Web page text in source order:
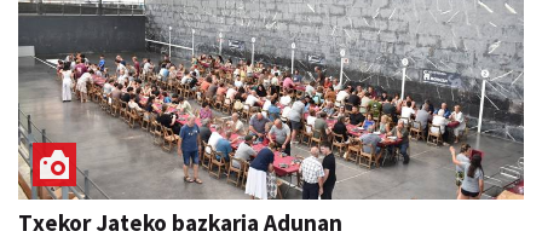
Txekor Jateko bazkaria Adunan